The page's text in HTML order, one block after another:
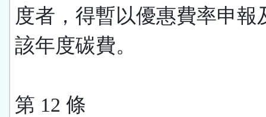
度者，得暫以優惠費率申報
該年度碳費。
第 12 條